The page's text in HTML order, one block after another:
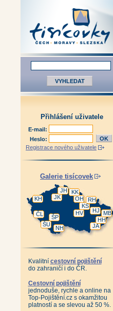
Přihlášení uživatele
E-mail:
Heslo:
Registrace nového uživatele
Galerie tisícovek
JA
HH
MB
HJ
HV
NH
KS
RH
ŠP
ŠU
OH
JK
KK
ČL
JH
KH
Kvalitní cestovní pojištění
do zahraničí i do ČR.
Cestovní pojištění
jednoduše, rychle a online na
Top-Pojištění.cz s okamžitou
platností a se slevou až 50 %.